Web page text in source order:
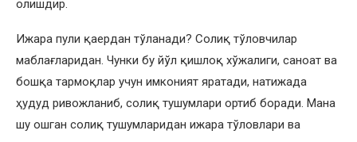
олишдир.
Ижара пули қаердан тўланади? Солиқ тўловчилар
маблағларидан. Чунки бу йўл қишлоқ хўжалиги, саноат ва
бошқа тармоқлар учун имконият яратади, натижада
ҳудуд ривожланиб, солиқ тушумлари ортиб боради. Мана
шу ошган солиқ тушумларидан ижара тўловлари ва